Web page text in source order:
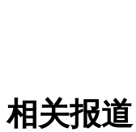
纽约上演“枕头大
相关报道